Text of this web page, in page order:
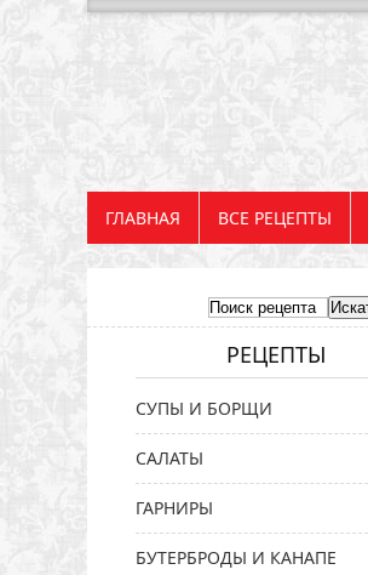
ГЛАВНАЯ ВСЕ РЕЦЕПТЫ
РЕЦЕПТЫ
СУПЫ И БОРЩИ
САЛАТЫ
ГАРНИРЫ
БУТЕРБРОДЫ И КАНАПЕ